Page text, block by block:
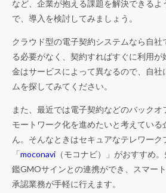
など、企業が抱える課題を解決できる
で、導入を検討してみましょう。
クラウド型の電子契約システムなら自社
る必要がなく、契約すればすぐに利用
金はサービスによって異なるので、自社
ムを探してみてください。
また、最近では電子契約などのバックオ
モートワーク化を進めたいと考えてい
ん。そんなときはセキュアなテレワーク
「moconavi （モコナビ）」がおすすめ
鑑GMOサインとの連携ができ、スマー
承認業務が手軽に行えます。